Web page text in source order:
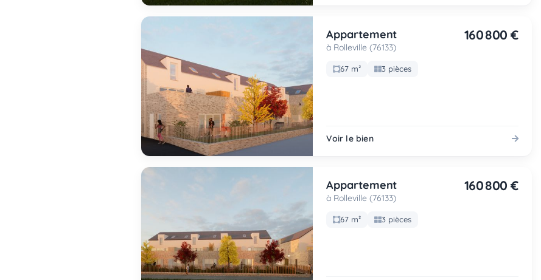
Appartement
à Rolleville (76133)
160 800 €
67 m² 3 pièces
Voir le bien
Appartement
à Rolleville (76133)
160 800 €
67 m² 3 pièces